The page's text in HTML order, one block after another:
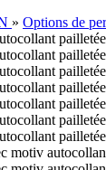
» Options de